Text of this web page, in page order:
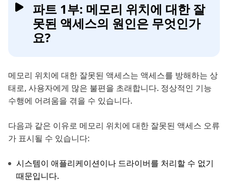
파트 1부: 메모리 위치에 대한 잘
못된 액세스의 원인은 무엇인가
요?
메모리 위치에 대한 잘못된 액세스는 액세스를 방해하는 상
태로, 사용자에게 많은 불편을 초래합니다. 정상적인 기능
수행에 어려움을 겪을 수 있습니다.
다음과 같은 이유로 메모리 위치에 대한 잘못된 액세스 오류
가 표시될 수 있습니다:
시스템이 애플리케이션이나 드라이버를 처리할 수 없기
때문입니다.